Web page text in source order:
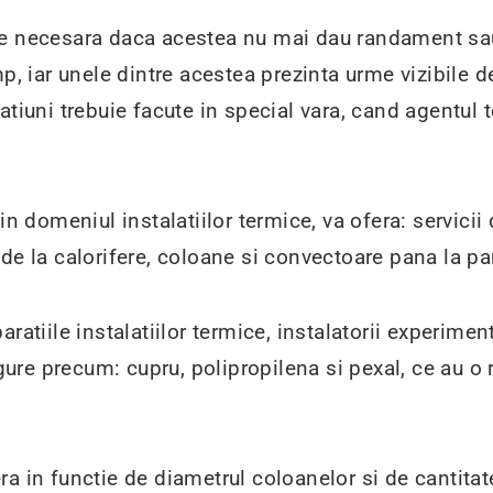
necesara daca acestea nu mai dau randament
iar unele dintre acestea prezinta urme vizibile
trebuie facute in special vara, cand agentul
domeniul instalatiilor termice, va ofera:
la calorifere, coloane si convectoare pana la
instalatiilor termice, instalatorii
precum: cupru, polipropilena si pexal, ce au
in functie de diametrul coloanelor si de